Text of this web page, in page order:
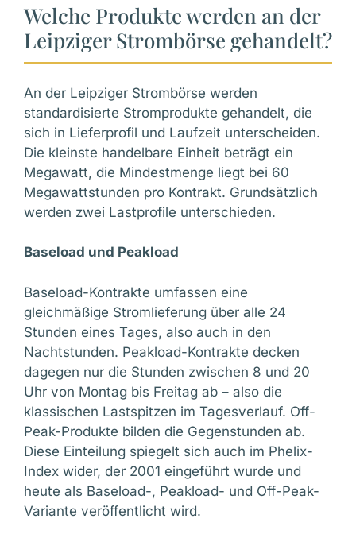
Welche Produkte werden an der
Leipziger Strombörse gehandelt?
An der Leipziger Strombörse werden
standardisierte Stromprodukte gehandelt, die
sich in Lieferprofil und Laufzeit unterscheiden.
Die kleinste handelbare Einheit beträgt ein
Megawatt, die Mindestmenge liegt bei 60
Megawattstunden pro Kontrakt. Grundsätzlich
werden zwei Lastprofile unterschieden.
Baseload und Peakload
Baseload-Kontrakte umfassen eine
gleichmäßige Stromlieferung über alle 24
Stunden eines Tages, also auch in den
Nachtstunden. Peakload-Kontrakte decken
dagegen nur die Stunden zwischen 8 und 20
Uhr von Montag bis Freitag ab – also die
klassischen Lastspitzen im Tagesverlauf. Off-
Peak-Produkte bilden die Gegenstunden ab.
Diese Einteilung spiegelt sich auch im Phelix-
Index wider, der 2001 eingeführt wurde und
heute als Baseload-, Peakload- und Off-Peak-
Variante veröffentlicht wird.